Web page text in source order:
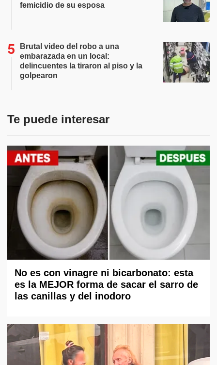
femicidio de su esposa
Brutal video del robo a una
embarazada en un local:
delincuentes la tiraron al piso y la
golpearon
Te puede interesar
No es con vinagre ni bicarbonato: esta
es la MEJOR forma de sacar el sarro de
las canillas y del inodoro